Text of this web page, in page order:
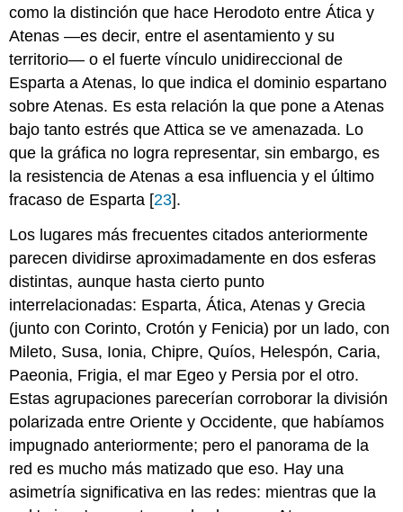
como la distinción que hace Herodoto entre Ática y
Atenas —es decir, entre el asentamiento y su
territorio— o el fuerte vínculo unidireccional de
Esparta a Atenas, lo que indica el dominio espartano
sobre Atenas. Es esta relación la que pone a Atenas
bajo tanto estrés que Attica se ve amenazada. Lo
que la gráfica no logra representar, sin embargo, es
la resistencia de Atenas a esa influencia y el último
fracaso de Esparta [23].
Los lugares más frecuentes citados anteriormente
parecen dividirse aproximadamente en dos esferas
distintas, aunque hasta cierto punto
interrelacionadas: Esparta, Ática, Atenas y Grecia
(junto con Corinto, Crotón y Fenicia) por un lado, con
Mileto, Susa, Ionia, Chipre, Quíos, Helespón, Caria,
Paeonia, Frigia, el mar Egeo y Persia por el otro.
Estas agrupaciones parecerían corroborar la división
polarizada entre Oriente y Occidente, que habíamos
impugnado anteriormente; pero el panorama de la
red es mucho más matizado que eso. Hay una
asimetría significativa en las redes: mientras que la